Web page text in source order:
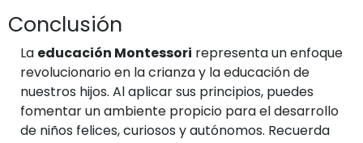
Conclusión
La educación Montessori representa un enfoque
revolucionario en la crianza y la educación de
nuestros hijos. Al aplicar sus principios, puedes
fomentar un ambiente propicio para el desarrollo
de niños felices, curiosos y autónomos. Recuerda